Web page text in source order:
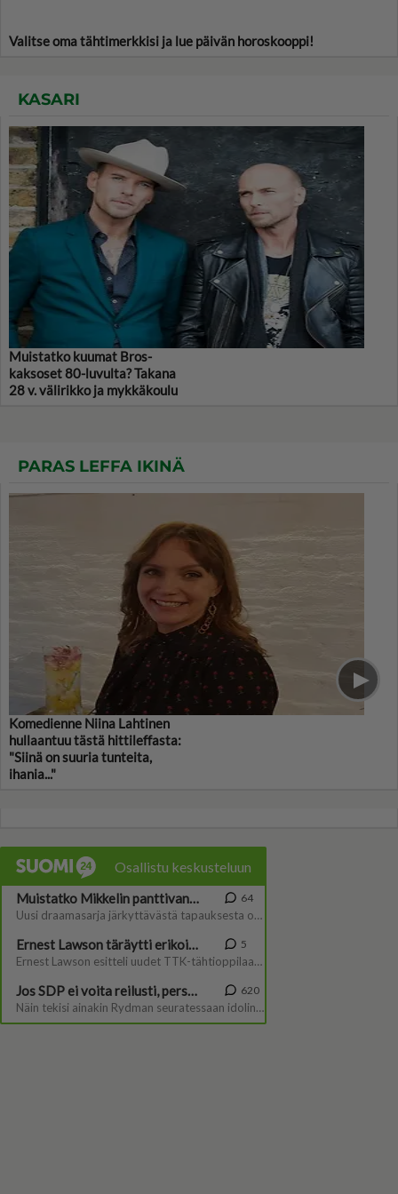
Valitse oma tähtimerkkisi ja lue päivän horoskooppi!
KASARI
Muistatko kuumat Bros-
kaksoset 80-luvulta? Takana
28 v. välirikko ja mykkäkoulu
PARAS LEFFA IKINÄ
Komedienne Niina Lahtinen
hullaantuu tästä hittileffasta:
"Siinä on suuria tunteita,
ihania..."